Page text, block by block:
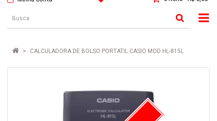
CALCULADORA DE BOLSO PORTATIL CASIO MOD HL-815L